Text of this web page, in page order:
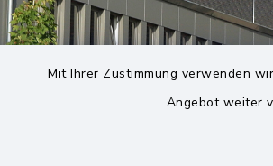
Mit Ihrer Zustimmung verwenden
Angebot weiter